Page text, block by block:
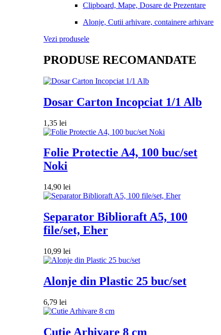
Clipboard, Mape, Dosare de Prezentare
Alonje, Cutii arhivare, containere arhivare
Vezi produsele
PRODUSE RECOMANDATE
Dosar Carton Incopciat 1/1 Alb
1,35 lei
Folie Protectie A4, 100 buc/set
Noki
14,90 lei
Separator Biblioraft A5, 100
file/set, Eher
10,99 lei
Alonje din Plastic 25 buc/set
6,79 lei
Cutie Arhivare 8 cm